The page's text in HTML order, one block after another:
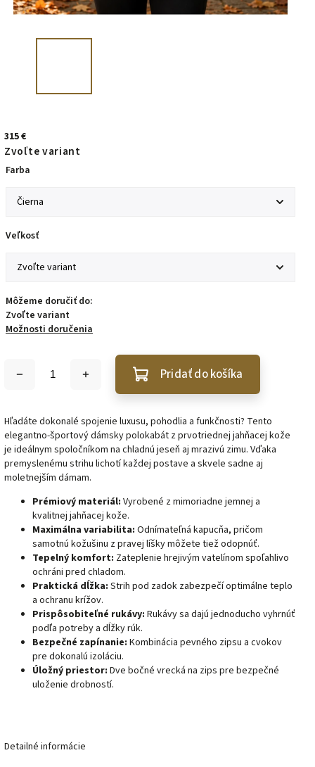
315 €
Zvoľte variant
Farba
Veľkosť
Môžeme doručiť do:
Zvoľte variant
Možnosti doručenia
Pridať do košíka
Hľadáte dokonalé spojenie luxusu, pohodlia a funkčnosti? Tento
elegantno-športový dámsky polokabát z prvotriednej jahňacej kože
je ideálnym spoločníkom na chladnú jeseň aj mrazivú zimu. Vďaka
premyslenému strihu lichotí každej postave a skvele sadne aj
moletnejším dámam.
Prémiový materiál: Vyrobené z mimoriadne jemnej a
kvalitnej jahňacej kože.
Maximálna variabilita: Odnímateľná kapucňa, pričom
samotnú kožušinu z pravej líšky môžete tiež odopnúť.
Tepelný komfort: Zateplenie hrejivým vatelínom spoľahlivo
ochráni pred chladom.
Praktická dĺžka: Strih pod zadok zabezpečí optimálne teplo
a ochranu krížov.
Prispôsobiteľné rukávy: Rukávy sa dajú jednoducho vyhrnúť
podľa potreby a dĺžky rúk.
Bezpečné zapínanie: Kombinácia pevného zipsu a cvokov
pre dokonalú izoláciu.
Úložný priestor: Dve bočné vrecká na zips pre bezpečné
uloženie drobností.
Detailné informácie